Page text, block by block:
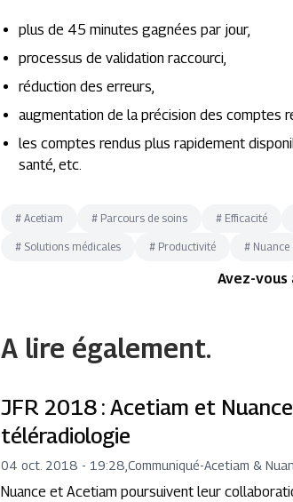
plus de 45 minutes gagnées par jour,
processus de validation raccourci,
réduction des erreurs,
augmentation de la précision des comptes
les comptes rendus plus rapidement
santé, etc.
#Acetiam # Parcours de soins # Efficacité
# Solutions médicales # Productivité # Nuance
Avez-
A lire également.
JFR 2018 : Acetiam et
téléradiologie
04 oct. 2018 - 19:28 ,Communiqué-Acetiam &
Nuance et Acetiam poursuivent leur